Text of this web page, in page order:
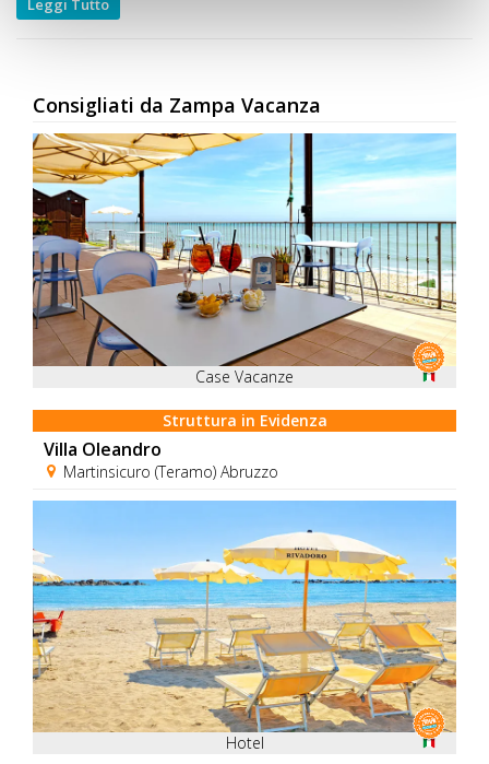
Leggi Tutto
Consigliati da Zampa Vacanza
Case Vacanze
Struttura in Evidenza
Villa Oleandro
Martinsicuro (Teramo) Abruzzo
Hotel